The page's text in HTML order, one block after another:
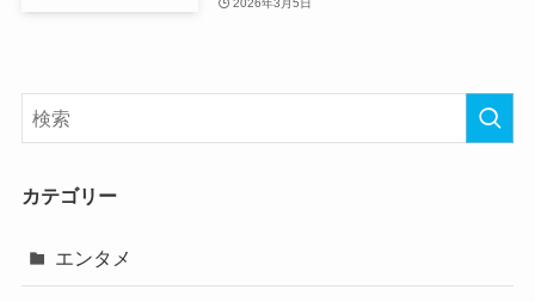
2026年3月5日
カテゴリー
エンタメ